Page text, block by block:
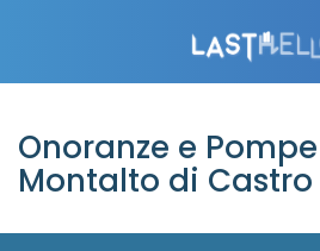
Onoranze e
Montalto di Castro